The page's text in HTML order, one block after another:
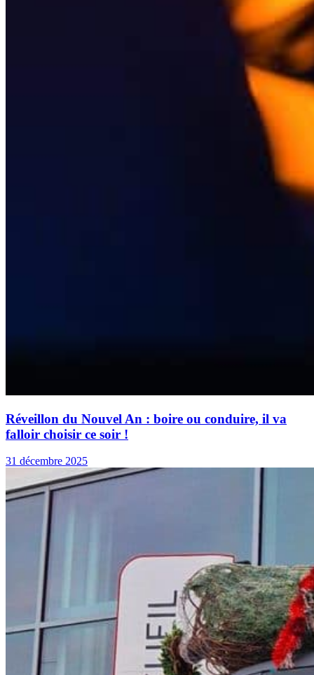
Réveillon du Nouvel An : boire ou conduire, il va
falloir choisir ce soir !
31 décembre 2025